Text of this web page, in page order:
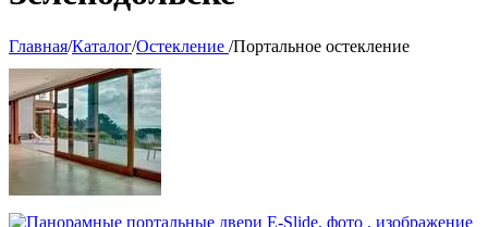
Главная/Каталог/Остекление /Портальное остекление